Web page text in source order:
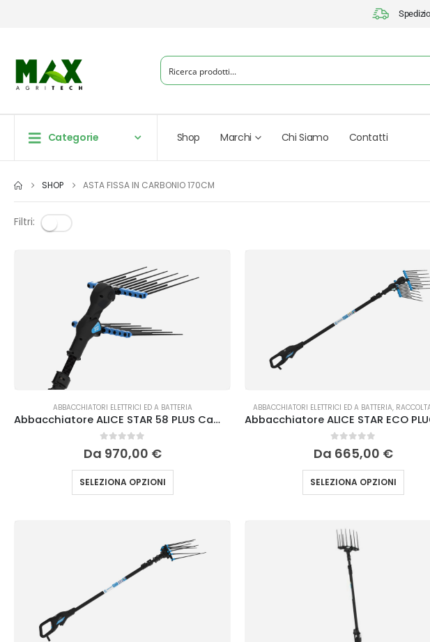
Categorie Shop Marchi Chi Siamo Contatti
SHOP ASTA FISSA IN CARBONIO 170CM
Filtri:
ABBACCHIATORI ELETTRICI ED A BATTERIA
Abbacchiatore ALICE STAR 58 PLUS Campagnola
Su 5
Da 970,00 €
SELEZIONA OPZIONI
ABBACCHIATORI ELETTRICI ED A BATTERIA,
Su 5
Da 665,00 €
SELEZIONA OPZIONI